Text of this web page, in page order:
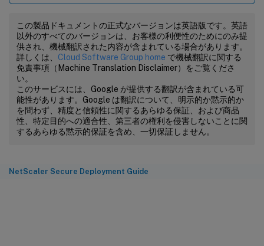
この製品ドキュメントの正式なバージョンは英語版です。英語
以外のすべてのバージョンは、お客様の利便性のためにのみ提
供され、機械翻訳された内容が含まれている場合があります。
詳しくは、 Cloud Software Group home で機械翻訳に関する
免責事項（Machine Translation Disclaimer）をご覧くださ
い。
このサービスには、Google が提供する翻訳が含まれている可
能性があります。Google は翻訳について、明示的か黙示的か
を問わず、精度と信頼性に関するあらゆる保証、および商品
性、特定目的への適合性、第三者の権利を侵害しないことに関
するあらゆる黙示的保証を含め、一切保証しません。
NetScaler Secure Deployment Guide